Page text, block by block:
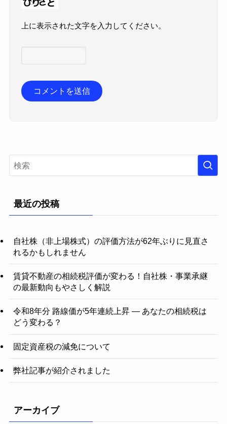
上に表示された文字を入力してください。
最近の投稿
自社株（非上場株式）の評価方法が62年ぶりに見直さ
れるかもしれません
賃貸不動産の相続税評価が変わる！自社株・事業承継
の最新動向もやさしく解説
令和8年分 路線価が5年連続上昇 ― あなたの相続税は
どう変わる？
固定資産税の減免について
弊社記事が紹介されました
アーカイブ